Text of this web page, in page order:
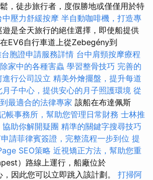
，徒步旅行者，度假勝地或僅僅用於特
中壓力舒緩按摩 半自動咖啡機，打造專
遊是全天旅行的絕佳選擇，即使船提供
EV6自行車道上從Zebegény到
胞證申請服務詳情 台中肩頸按摩療程
家中的各種害蟲 學習整骨技巧 完善的
進行公司設立 精美外燴擺盤，提升每道
月子中心，提供安心的月子照護環境 從
最適合的法律專家 該船在布達佩斯
帳事務所，幫助您管理日常財務 士林推
助你解開疑團 精準的關鍵字搜尋技巧
請菲律賓簽證，完整流程一步到位 提
SEO策略 近視矯正方法，幫助您重
）路線上運行，船廠位於
因此您可以立即跳入該計劃。 打掃阿